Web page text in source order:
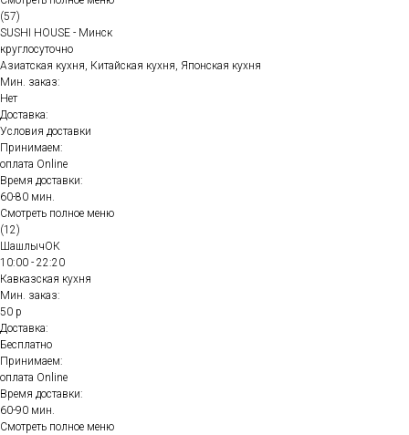
(57)
SUSHI HOUSE - Минск
круглосуточно
Азиатская кухня, Китайская кухня, Японская кухня
Мин. заказ:
Нет
Доставка:
Условия доставки
Принимаем:
оплата Online
Время доставки:
60-80 мин.
Смотреть полное меню
(12)
ШашлычОК
10:00 - 22:20
Кавказская кухня
Мин. заказ:
50 р
Доставка:
Бесплатно
Принимаем:
оплата Online
Время доставки:
60-90 мин.
Смотреть полное меню